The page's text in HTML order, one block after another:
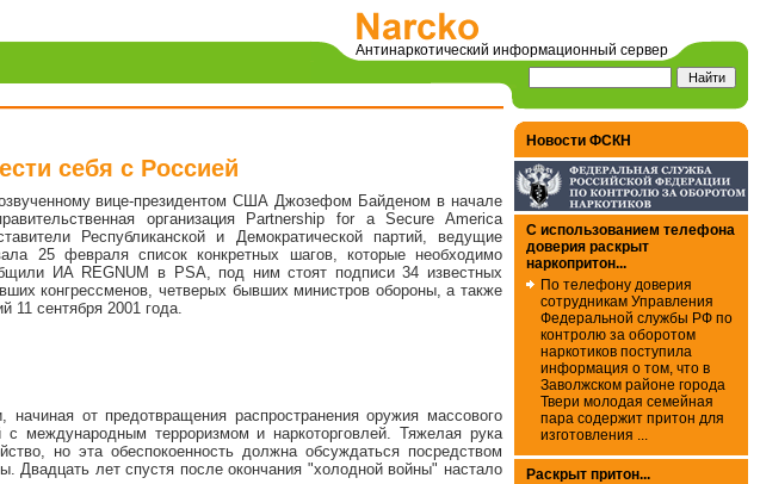
Антинаркотический информационный сервер
себя с Россией
вице-президентом США Джозефом Байденом в начале
организация Partnership for a Secure America
Республиканской и Демократической партий, ведущие
25 февраля список конкретных шагов, которые необходимо
ИА REGNUM в PSA, под ним стоят подписи 34 известных
конгрессменов, четверых бывших министров обороны, а также
11 сентября 2001 года.
от предотвращения распространения оружия массового
с международным терроризмом и наркоторговлей. Тяжелая рука
но эта обеспокоенность должна обсуждаться посредством
Двадцать лет спустя после окончания "холодной войны" настало
Новости ФСКН
С использованием телефона
доверия раскрыт
наркопритон...
По телефону доверия
сотрудникам Управления
Федеральной службы РФ по
контролю за оборотом
наркотиков поступила
информация о том, что в
Заволжском районе города
Твери молодая семейная
пара содержит притон для
изготовления ...
Раскрыт притон...